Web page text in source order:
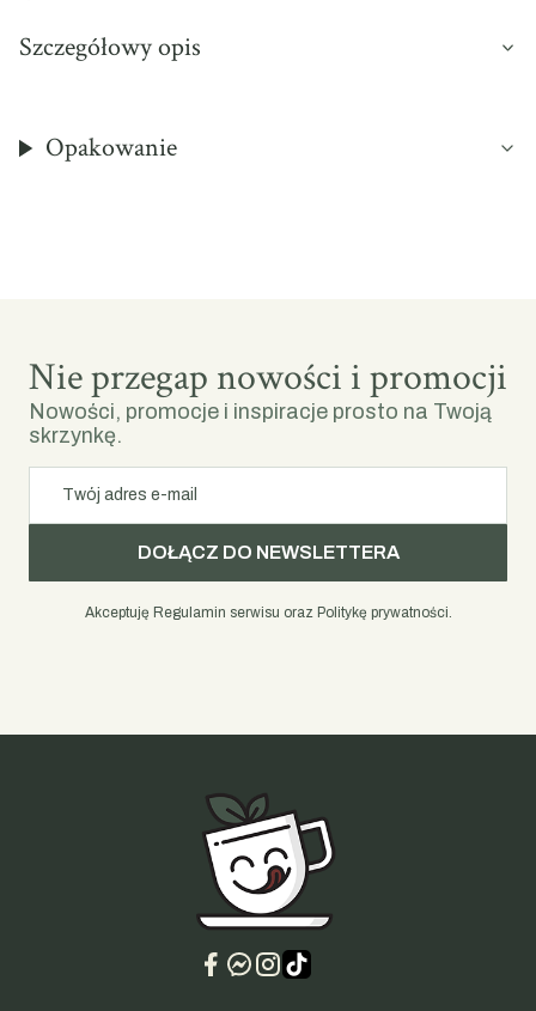
Szczegółowy opis
Opakowanie
Nie przegap nowości i promocji
Nowości, promocje i inspiracje prosto na Twoją
skrzynkę.
Twój adres e-mail
DOŁĄCZ DO NEWSLETTERA
Akceptuję Regulamin serwisu oraz Politykę prywatności.